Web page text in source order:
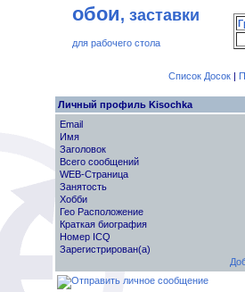
обои, заставки
для рабочего стола
Список Досок |
Личный профиль Kisochka
Email
Имя
Заголовок
Всего сообщений
WEB-Страница
Занятость
Хобби
Гео Расположение
Краткая биография
Номер ICQ
Зарегистрирован(а)